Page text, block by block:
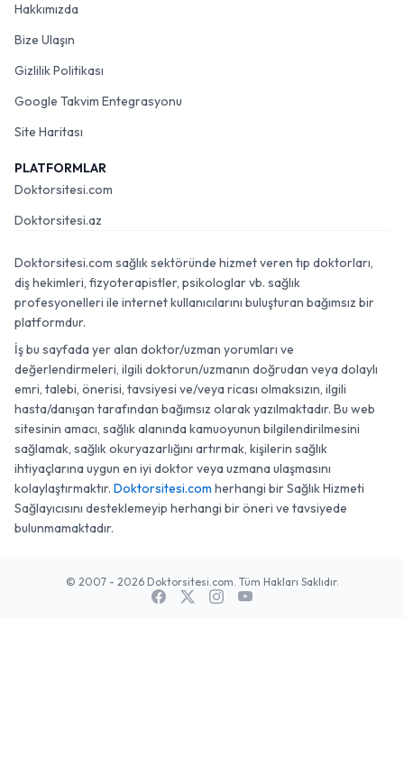
Hakkımızda
Bize Ulaşın
Gizlilik Politikası
Google Takvim Entegrasyonu
Site Haritası
PLATFORMLAR
Doktorsitesi.com
Doktorsitesi.az
Doktorsitesi.com sağlık sektöründe hizmet veren tıp doktorları,
diş hekimleri, fizyoterapistler, psikologlar vb. sağlık
profesyonelleri ile internet kullanıcılarını buluşturan bağımsız bir
platformdur.
İş bu sayfada yer alan doktor/uzman yorumları ve
değerlendirmeleri, ilgili doktorun/uzmanın doğrudan veya dolaylı
emri, talebi, önerisi, tavsiyesi ve/veya ricası olmaksızın, ilgili
hasta/danışan tarafından bağımsız olarak yazılmaktadır. Bu web
sitesinin amacı, sağlık alanında kamuoyunun bilgilendirilmesini
sağlamak, sağlık okuryazarlığını artırmak, kişilerin sağlık
ihtiyaçlarına uygun en iyi doktor veya uzmana ulaşmasını
kolaylaştırmaktır. Doktorsitesi.com herhangi bir Sağlık Hizmeti
Sağlayıcısını desteklemeyip herhangi bir öneri ve tavsiyede
bulunmamaktadır.
© 2007 - 2026 Doktorsitesi.com. Tüm Hakları Saklıdır.